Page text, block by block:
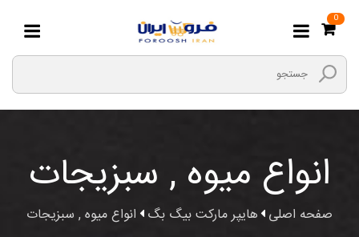
0
انواع میوه , سبزیجات
صفحه اصلی هایپر مارکت بیگ بگ انواع میوه , سبزیجات